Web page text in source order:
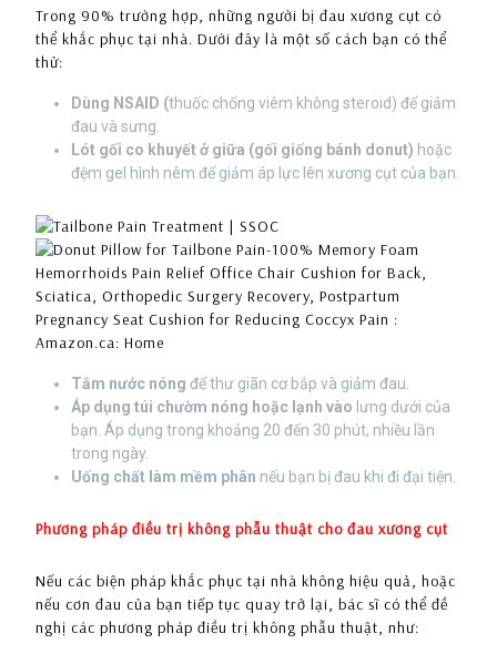
Trong 90% trường hợp, những người bị đau xương cụt có
thể khắc phục tại nhà. Dưới đây là một số cách bạn có thể
thử:
Dùng NSAID (thuốc chống viêm không steroid) để giảm
đau và sưng.
Lót gối co khuyết ở giữa (gối giống bánh donut) hoặc
đệm gel hình nêm để giảm áp lực lên xương cụt của bạn.
Tắm nước nóng để thư giãn cơ bắp và giảm đau.
Áp dụng túi chườm nóng hoặc lạnh vào lưng dưới của
bạn. Áp dụng trong khoảng 20 đến 30 phút, nhiều lần
trong ngày.
Uống chất làm mềm phân nếu bạn bị đau khi đi đại tiện.
Phương pháp điều trị không phẫu thuật cho đau xương cụt
Nếu các biện pháp khắc phục tại nhà không hiệu quả, hoặc
nếu cơn đau của bạn tiếp tục quay trở lại, bác sĩ có thể đề
nghị các phương pháp điều trị không phẫu thuật, như: